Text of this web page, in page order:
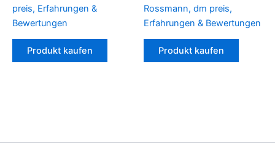
preis, Erfahrungen &
Bewertungen
Produkt kaufen
Rossmann, dm preis,
Erfahrungen & Bewertungen
Produkt kaufen